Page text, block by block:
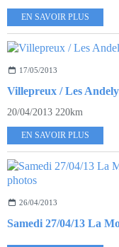
EN SAVOIR PLUS
17/05/2013
Villepreux / Les
20/04/2013 220km
EN SAVOIR PLUS
26/04/2013